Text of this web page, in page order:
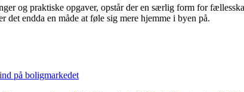
og praktiske opgaver, opstår der en særlig form for
det endda en måde at føle sig mere hjemme i byen på.
på boligmarkedet